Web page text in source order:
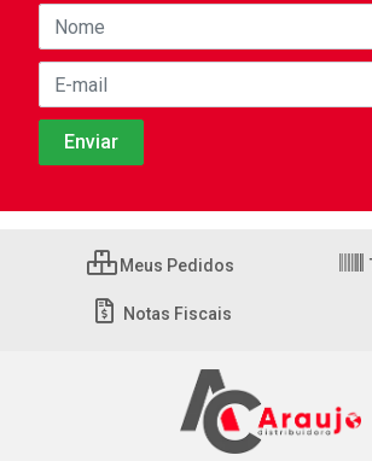
Meus Pedidos
Notas Fiscais